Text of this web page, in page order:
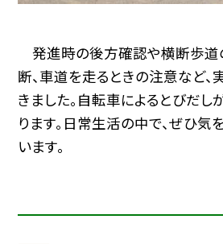
発進時の後方確認や横断歩道
断、車道を走るときの注意など
きました。自転車によるとびだし
ります。日常生活の中で、ぜひ気
います。